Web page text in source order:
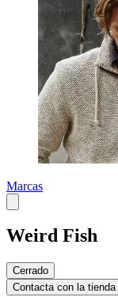
Marcas
Weird Fish
Cerrado
Contacta con la tienda